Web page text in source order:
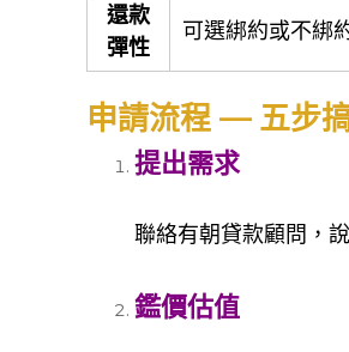
還款
彈性
可選綁約或不綁
申請流程 — 五步
提出需求
聯絡有朝貸款顧問，
鑑價估值